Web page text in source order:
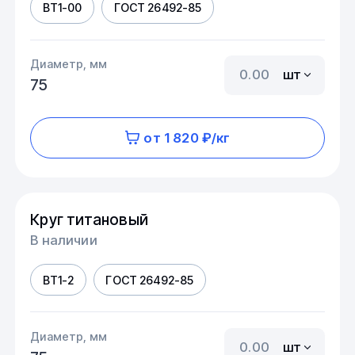
ВТ1-00 ГОСТ 26492-85
Диаметр, мм
75
шт
от 1 820 ₽/кг
Круг титановый
В наличии
ВТ1-2 ГОСТ 26492-85
Диаметр, мм
шт